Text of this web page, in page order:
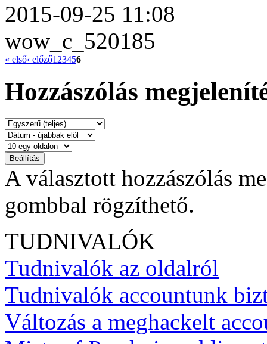
2015-09-25 11:08
wow_c_520185
« első‹ előző1 23456
Hozzászólás
A választott hozzászólás
gombbal rögzíthető.
TUDNIVALÓK
Tudnivalók az oldalról
Tudnivalók accountunk
Változás a meghackelt